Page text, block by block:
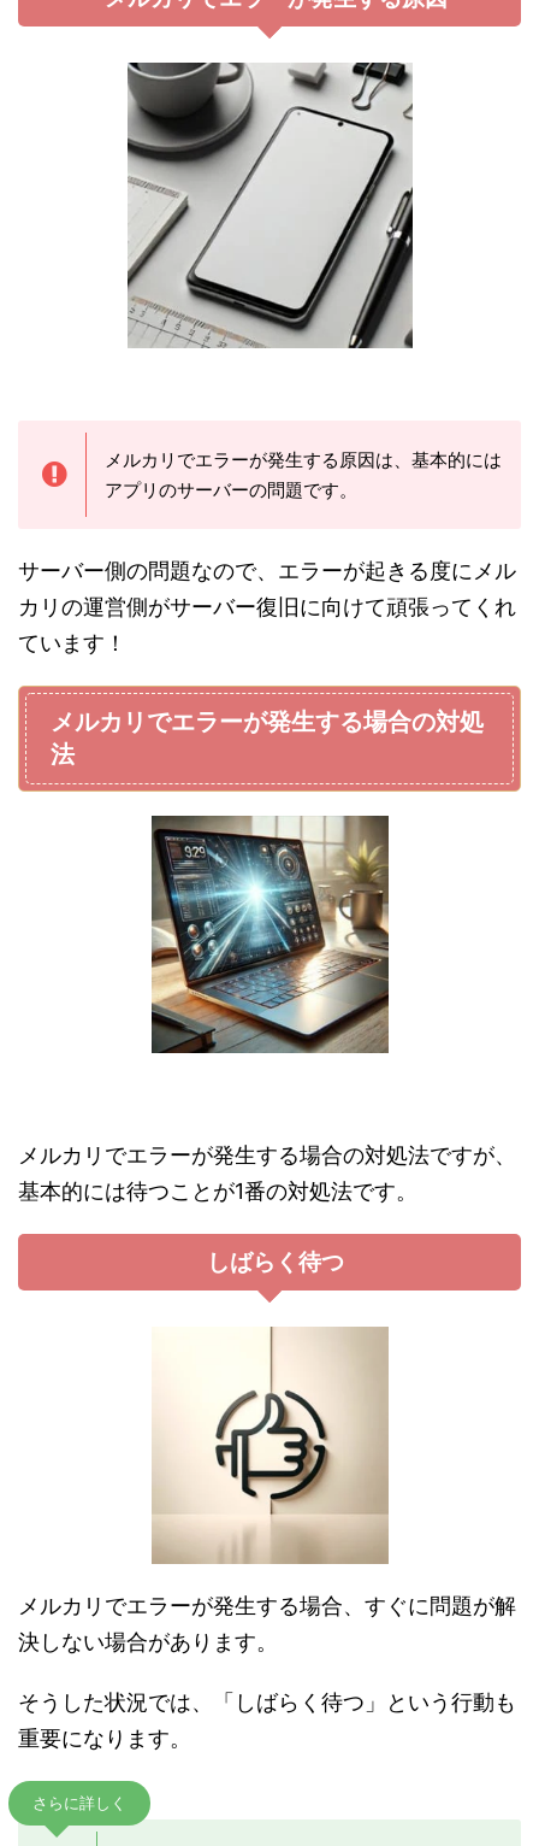
メルカリでエラーが発生する原因は、基本的には
アプリのサーバーの問題です。
サーバー側の問題なので、エラーが起きる度にメル
カリの運営側がサーバー復旧に向けて頑張ってくれ
ています！
メルカリでエラーが発生する場合の対処
法
メルカリでエラーが発生する場合の対処法ですが、
基本的には待つことが1番の対処法です。
しばらく待つ
メルカリでエラーが発生する場合、すぐに問題が解
決しない場合があります。
そうした状況では、「しばらく待つ」という行動も
重要になります。
さらに詳しく